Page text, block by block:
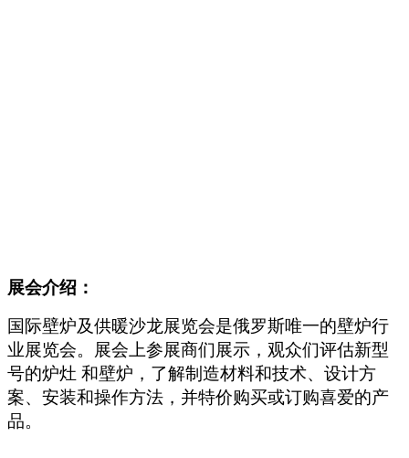
展会介绍：
国际壁炉及供暖沙龙展览会是俄罗斯唯一的壁炉行
业展览会。展会上参展商们展示，观众们评估新型
号的炉灶 和壁炉，了解制造材料和技术、设计方
案、安装和操作方法，并特价购买或订购喜爱的产
品。